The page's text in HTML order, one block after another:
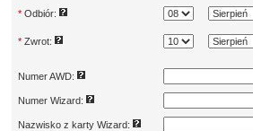
* Odbiór:
* Zwrot:
Numer AWD:
Numer Wizard:
Nazwisko z karty Wizard: